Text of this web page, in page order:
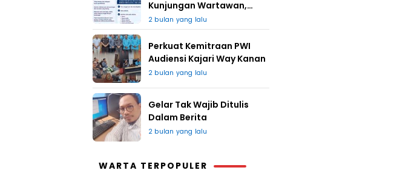
Kunjungan Wartawan,
Redaksi : Bagus Jangan
Lari
2 bulan yang lalu
Perkuat Kemitraan PWI
Audiensi Kajari Way Kanan
2 bulan yang lalu
Gelar Tak Wajib Ditulis
Dalam Berita
2 bulan yang lalu
WARTA TERPOPULER